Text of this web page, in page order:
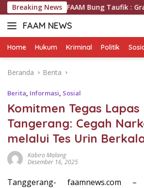
Langsung
ke
konten
Breaking News
FAAM Bung Taufik : Gratis…
FAAM NEWS
Mengungkap
Mengawal
Home Hukum Kriminal Politik
Beranda Berita
Berita, Informasi, Sosial
Komitmen Tegas Lapas
Tangerang: Cegah
melalui Tes Urin
Kabiro Malang
Desember 16, 2025
Tanggerang- faamnews.com